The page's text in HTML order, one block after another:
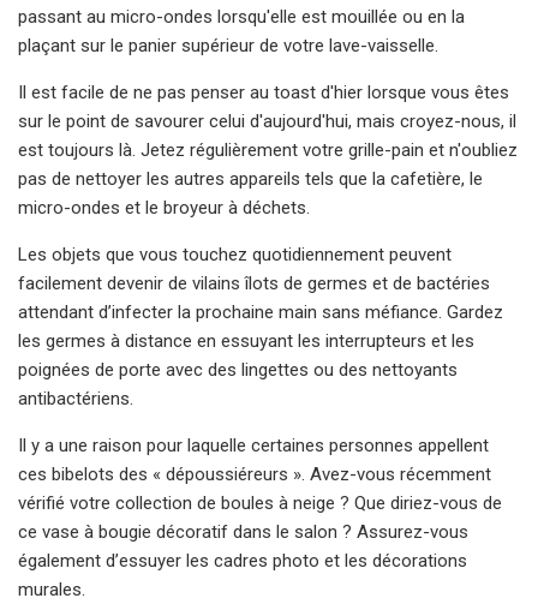
passant au micro-ondes lorsqu'elle est mouillée ou en la
plaçant sur le panier supérieur de votre lave-vaisselle.
Il est facile de ne pas penser au toast d'hier lorsque vous êtes
sur le point de savourer celui d'aujourd'hui, mais croyez-nous, il
est toujours là. Jetez régulièrement votre grille-pain et n'oubliez
pas de nettoyer les autres appareils tels que la cafetière, le
micro-ondes et le broyeur à déchets.
Les objets que vous touchez quotidiennement peuvent
facilement devenir de vilains îlots de germes et de bactéries
attendant d’infecter la prochaine main sans méfiance. Gardez
les germes à distance en essuyant les interrupteurs et les
poignées de porte avec des lingettes ou des nettoyants
antibactériens.
Il y a une raison pour laquelle certaines personnes appellent
ces bibelots des « dépoussiéreurs ». Avez-vous récemment
vérifié votre collection de boules à neige ? Que diriez-vous de
ce vase à bougie décoratif dans le salon ? Assurez-vous
également d’essuyer les cadres photo et les décorations
murales.